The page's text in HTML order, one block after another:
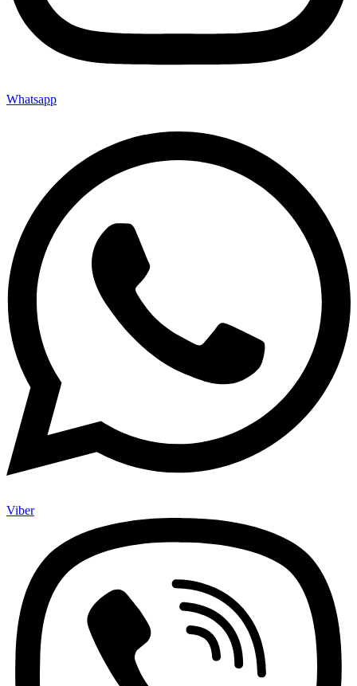
Whatsapp
Viber